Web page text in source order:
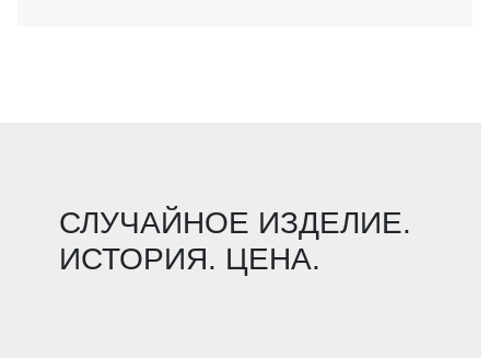
СЛУЧАЙНОЕ ИЗДЕЛИЕ.
ИСТОРИЯ. ЦЕНА.